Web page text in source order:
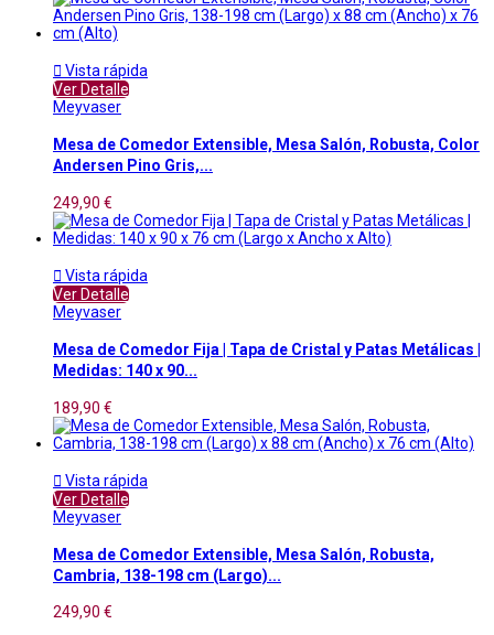
 Vista rápida
Ver Detalle
Meyvaser
Mesa de Comedor Extensible, Mesa Salón, Robusta, Color
Andersen Pino Gris,...
249,90 €
 Vista rápida
Ver Detalle
Meyvaser
Mesa de Comedor Fija | Tapa de Cristal y Patas Metálicas |
Medidas: 140 x 90...
189,90 €
 Vista rápida
Ver Detalle
Meyvaser
Mesa de Comedor Extensible, Mesa Salón, Robusta,
Cambria, 138-198 cm (Largo)...
249,90 €